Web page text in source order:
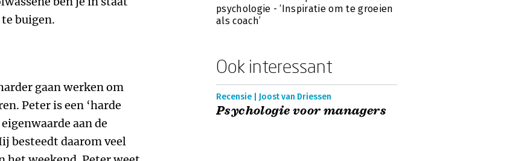
buigen.
gaan werken om
Peter is een ‘harde
aan de
besteedt daarom veel
psychologie - ‘Inspiratie om te groeien
als coach’
Ook interessant
Recensie | Joost van Driessen
Psychologie voor managers